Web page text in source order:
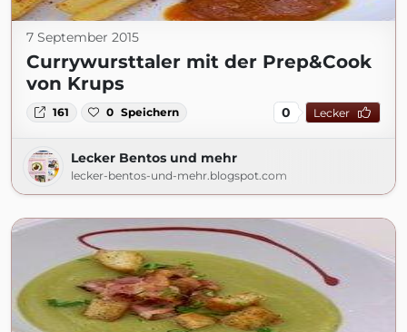
7 September 2015
Currywursttaler mit der Prep&Cook
von Krups
161 0 Speichern 0 Lecker
Lecker Bentos und mehr
lecker-bentos-und-mehr.blogspot.com